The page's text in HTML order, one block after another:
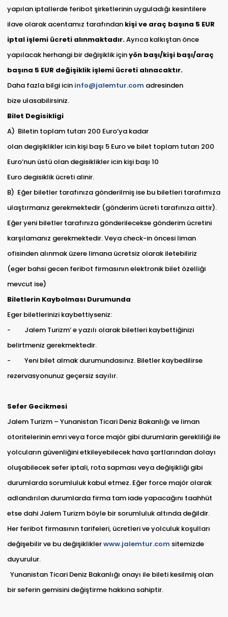
yapılan iptallerde feribot şirketlerinin uyguladığı kesintilere
ilave olarak acentamız tarafından kişi ve araç başına 5 EUR
iptal işlemi ücreti alınmaktadır.Ayrıca kalkıştan önce
yapılacak herhangi bir değişiklik içinyön başı/kişi başı/araç
başına 5 EUR değişiklik işlemi ücreti alınacaktır.
Daha fazla bilgi icin info@jalemtur.com adresinden
bize ulasabilirsiniz.
Bilet Degisikligi
A) Biletin toplam tutarı 200 Euro’ya kadar
olan degişiklikler icin kişi başı 5 Euro ve bilet toplam tutarı 200
Euro’nun üstü olan degisiklikler icin kişi başı 10
Euro degisiklik ücreti alinir.
B) Eğer biletler tarafınıza gönderilmiş ise bu biletleri tarafımıza
ulaştırmanız gerekmektedir (gönderim ücreti tarafınıza aittir).
Eğer yeni biletler tarafınıza gönderilecekse gönderim ücretini
karşılamanız gerekmektedir. Veya check-in öncesi liman
ofisinden alınmak üzere limana ücretsiz olarak iletebiliriz
(eger bahsi gecen feribot firmasının elektronik bilet özelliği
mevcut ise)
Biletlerin Kaybolması Durumunda
Eger biletlerinizi kaybettiyseniz:
- Jalem Turizm’ e yazılı olarak biletleri kaybettiğinizi
belirtmeniz gerekmektedir.
- Yeni bilet almak durumundasınız. Biletler kaybedilirse
rezervasyonunuz geçersiz sayılır.
Sefer Gecikmesi
Jalem Turizm – Yunanistan Ticari Deniz Bakanlığı ve liman
otoritelerinin emri veya force majör gibi durumlarin gerekliliği ile
yolcuların güvenliğini etkileyebilecek hava şartlarından dolayı
oluşabilecek sefer iptali, rota sapması veya değişikliği gibi
durumlarda sorumluluk kabul etmez. Eğer force majör olarak
adlandırılan durumlarda firma tam iade yapacağını taahhüt
etse dahi Jalem Turizm böyle bir sorumluluk altında değildir.
Her feribot firmasının tarifeleri, ücretleri ve yolculuk koşulları
değişebilir ve bu değişikliklerwww.jalemtur.com sitemizde
duyurulur.
Yunanistan Ticari Deniz Bakanlığı onayı ile bileti kesilmiş olan
bir seferin gemisini değiştirme hakkına sahiptir.